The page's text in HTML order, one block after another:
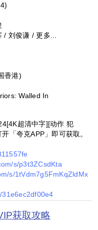
刘俊谦 / 更多...
香港)
Walled In
超清中字][动作 犯
「夸克APP」即可获取。
s/p3t3ZCsdKta
s/1tVdm7g5FmKqZldMx
获取攻略